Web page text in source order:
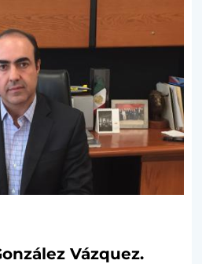
Vázquez.